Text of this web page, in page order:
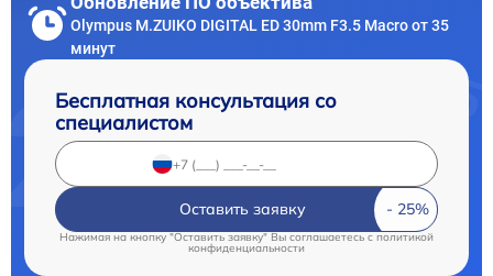
Olympus M.ZUIKO DIGITAL ED 30mm F3.5 Macro от 35
минут
Бесплатная консультация со
специалистом
Оставить заявку
Нажимая на кнопку "Оставить заявку" Вы соглашаетесь c политикой
конфиденциальности